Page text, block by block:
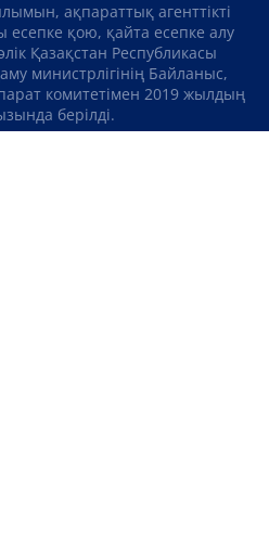
ақпараттық агенттікті
есепке қою, қайта есепке алу
Қазақстан Республикасы
министрлігінің Байланыс,
комитетімен 2019 жылдың
берілді.